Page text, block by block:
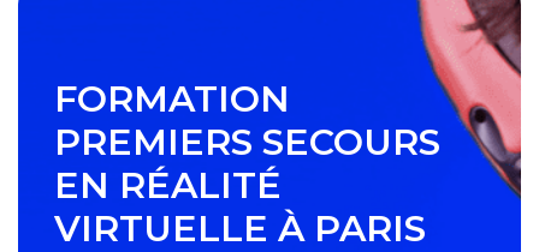
FORMATION
PREMIERS SECOURS
EN RÉALITÉ
VIRTUELLE À PARIS